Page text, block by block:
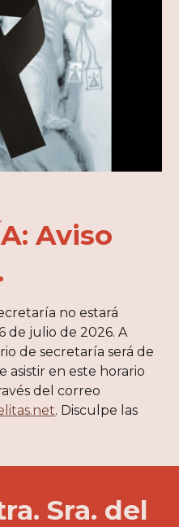
Aviso
no estará
de julio de 2026. A
de secretaría será de
asistir en este horario
del correo
. Disculpe las
Sra. del